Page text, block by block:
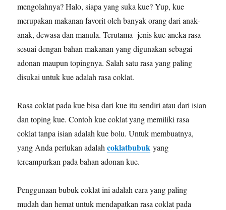
mengolahnya? Halo, siapa yang suka kue? Yup, kue
merupakan makanan favorit oleh banyak orang dari anak-
anak, dewasa dan manula. Terutama jenis kue aneka rasa
sesuai dengan bahan makanan yang digunakan sebagai
adonan maupun topingnya. Salah satu rasa yang paling
disukai untuk kue adalah rasa coklat.
Rasa coklat pada kue bisa dari kue itu sendiri atau dari isian
dan toping kue. Contoh kue coklat yang memiliki rasa
coklat tanpa isian adalah kue bolu. Untuk membuatnya,
yang Anda perlukan adalahcoklatbubuk yang
tercampurkan pada bahan adonan kue.
Penggunaan bubuk coklat ini adalah cara yang paling
mudah dan hemat untuk mendapatkan rasa coklat pada